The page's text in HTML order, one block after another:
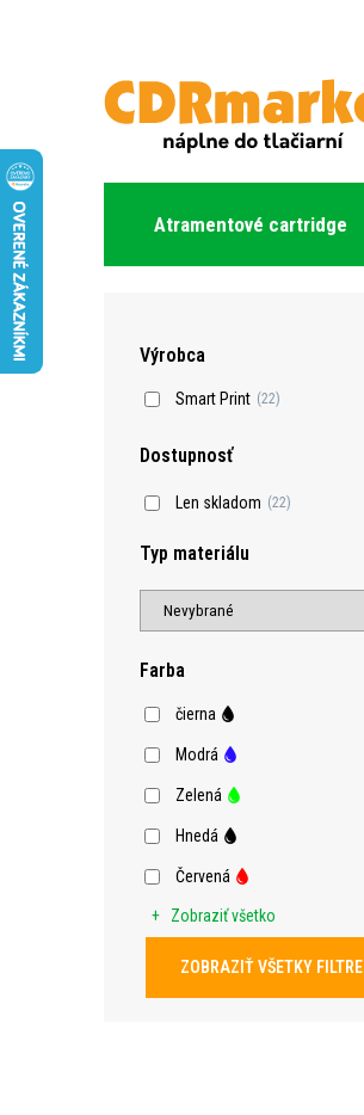
Atramentové cartridge
Výrobca
Smart Print (22)
Dostupnosť
Len skladom (22)
Typ materiálu
Farba
čierna
Modrá
Zelená
Hnedá
Červená
Zobraziť všetko
ZOBRAZIŤ VŠETKY FILTRE